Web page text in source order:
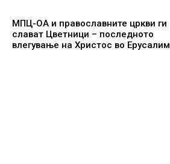
МПЦ-ОА и православните цркви ги
слават Цветници – последното
влегување на Христос во Ерусалим